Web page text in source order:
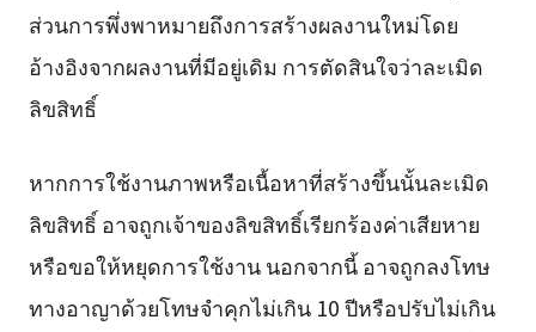
ส่วนการพึ่งพาหมายถึงการสร้างผลงานใหม่โดย
อ้างอิงจากผลงานที่มีอยู่เดิม การตัดสินใจว่าละเมิด
ลิขสิทธิ์
หากการใช้งานภาพหรือเนื้อหาที่สร้างขึ้นนั้นละเมิด
ลิขสิทธิ์ อาจถูกเจ้าของลิขสิทธิ์เรียกร้องค่าเสียหาย
หรือขอให้หยุดการใช้งาน นอกจากนี้ อาจถูกลงโทษ
ทางอาญาด้วยโทษจำคุกไม่เกิน 10 ปีหรือปรับไม่เกิน